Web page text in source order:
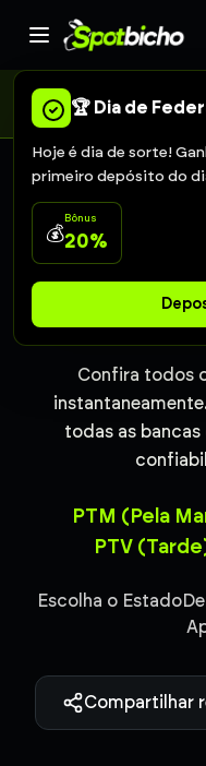
🏆 Dia de
Hoje é dia de sorte!
primeiro depósito do
💰
Bônus
20%
A Caixa alterou o
passou para domingo, às
valendo.
Bicho
Confira todos
todas as
PTM (Pela
PTV
Escolha o Estado
Compartilhar